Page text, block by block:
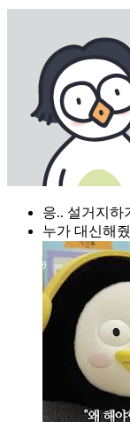
응.. 설거지하
누가 대신해